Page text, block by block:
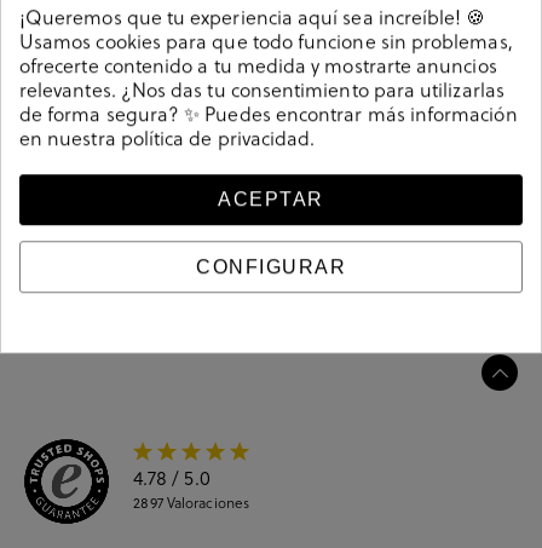
Camiseta de señora bloom&you B&Y T-SHIRT en nude. .
Hecho en Europa.
Referencia211401
Ciudados y limpieza
4.78 / 5.0
2897Valoraciones
¡Queremos que tu experiencia aquí sea increíble! 🍪
Usamos cookies para que todo funcione sin problemas,
ofrecerte contenido a tu medida y mostrarte anuncios
relevantes. ¿Nos das tu consentimiento para utilizarlas
de forma segura? ✨ Puedes encontrar más información
en nuestra política de privacidad.
ACEPTAR
CONFIGURAR